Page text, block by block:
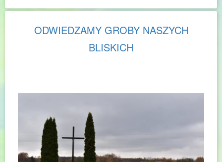
ODWIEDZAMY GROBY NASZYCH
BLISKICH